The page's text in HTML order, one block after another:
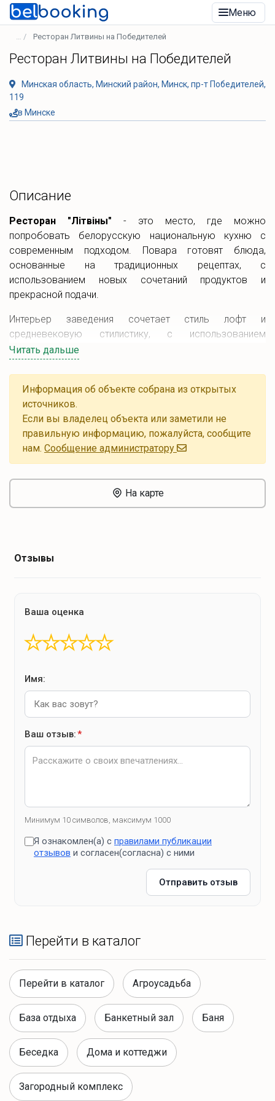
Меню
Ресторан Литвины на Победителей
Ресторан Литвины на Победителей
Минская область, Минский район, Минск, пр-т Победителей,
119
в Минске
Описание
Ресторан "Лiтвiны" - это место, где можно
попробовать белорусскую национальную кухню с
современным подходом. Повара готовят блюда,
основанные на традиционных рецептах, с
использованием новых сочетаний продуктов и
прекрасной подачи.
Интерьер заведения сочетает стиль лофт и
средневековую стилистику, с использованием
натуральных материалов - дерева и кожи. В ресторане
есть Wi-Fi и парковка.
Читать дальше
Информация об объекте собрана из открытых
источников.
Если вы владелец объекта или заметили не
правильную информацию, пожалуйста, сообщите
нам. Cообщение администратору
На карте
Отзывы
Ваша оценка
★
★
★
★
★
Имя:
Ваш отзыв:*
Минимум 10 символов, максимум 1000
Я ознакомлен(а) с правилами публикации
отзывов и согласен(согласна) с ними
Отправить отзыв
Перейти в каталог
Перейти в каталог Агроусадьба
База отдыха Банкетный зал Баня
Беседка Дома и коттеджи
Загородный комплекс